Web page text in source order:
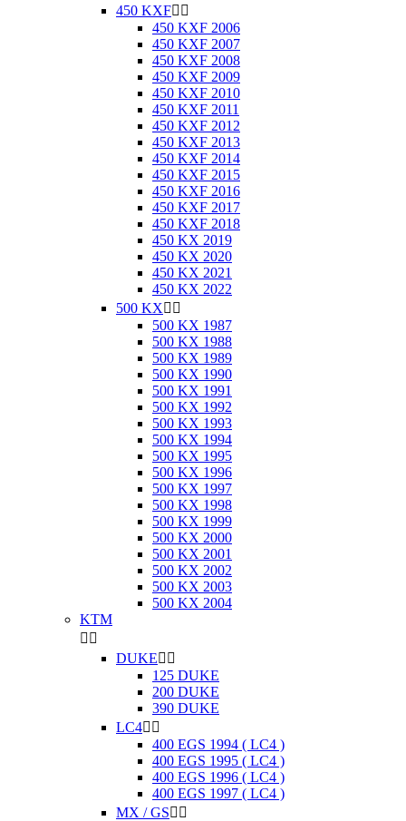
450 KXF 
450 KXF 2006
450 KXF 2007
450 KXF 2008
450 KXF 2009
450 KXF 2010
450 KXF 2011
450 KXF 2012
450 KXF 2013
450 KXF 2014
450 KXF 2015
450 KXF 2016
450 KXF 2017
450 KXF 2018
450 KX 2019
450 KX 2020
450 KX 2021
450 KX 2022
500 KX 
500 KX 1987
500 KX 1988
500 KX 1989
500 KX 1990
500 KX 1991
500 KX 1992
500 KX 1993
500 KX 1994
500 KX 1995
500 KX 1996
500 KX 1997
500 KX 1998
500 KX 1999
500 KX 2000
500 KX 2001
500 KX 2002
500 KX 2003
500 KX 2004
KTM
 
DUKE 
125 DUKE
200 DUKE
390 DUKE
LC4 
400 EGS 1994 ( LC4 )
400 EGS 1995 ( LC4 )
400 EGS 1996 ( LC4 )
400 EGS 1997 ( LC4 )
MX / GS 